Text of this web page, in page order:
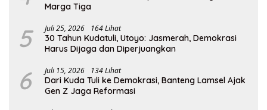
Marga Tiga
5 Juli 25, 2026 164 Lihat
30 Tahun Kudatuli, Utoyo: Jasmerah, Demokrasi
Harus Dijaga dan Diperjuangkan
6 Juli 15, 2026 134 Lihat
Dari Kuda Tuli ke Demokrasi, Banteng Lamsel Ajak
Gen Z Jaga Reformasi